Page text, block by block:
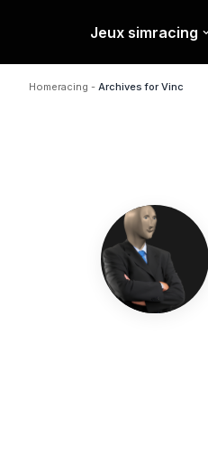
Jeux simracing
Homeracing - Archives for Vinc